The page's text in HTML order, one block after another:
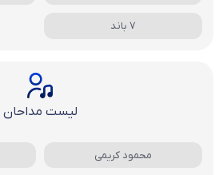
7 باند
لیست مداحان
محمود کریمی